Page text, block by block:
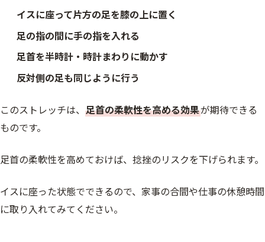
イスに座って片方の足を膝の上に置く
足の指の間に手の指を入れる
足首を半時計・時計まわりに動かす
反対側の足も同じように行う
このストレッチは、 足首の柔軟性を高める効果が期待できる
ものです。
足首の柔軟性を高めておけば、捻挫のリスクを下げられます。
イスに座った状態でできるので、家事の合間や仕事の休憩時間
に取り入れてみてください。